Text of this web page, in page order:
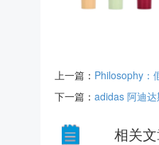
上一篇： Philosophy：
下一篇： adidas 阿迪
相关